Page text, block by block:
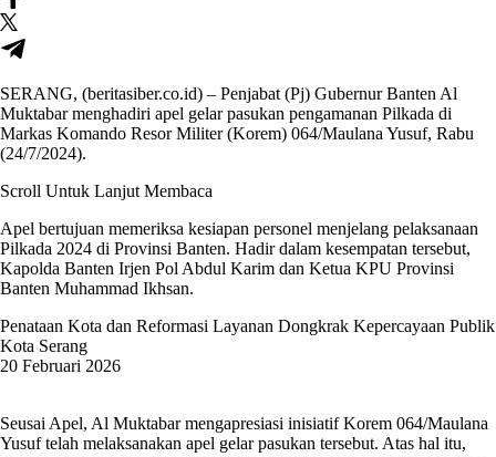
SERANG, (beritasiber.co.id) – Penjabat (Pj) Gubernur Banten Al
Muktabar menghadiri apel gelar pasukan pengamanan Pilkada di
Markas Komando Resor Militer (Korem) 064/Maulana Yusuf, Rabu
(24/7/2024).
Scroll Untuk Lanjut Membaca
Apel bertujuan memeriksa kesiapan personel menjelang pelaksanaan
Pilkada 2024 di Provinsi Banten. Hadir dalam kesempatan tersebut,
Kapolda Banten Irjen Pol Abdul Karim dan Ketua KPU Provinsi
Banten Muhammad Ikhsan.
Penataan Kota dan Reformasi Layanan Dongkrak Kepercayaan Publik
Kota Serang
20 Februari 2026
Seusai Apel, Al Muktabar mengapresiasi inisiatif Korem 064/Maulana
Yusuf telah melaksanakan apel gelar pasukan tersebut. Atas hal itu,